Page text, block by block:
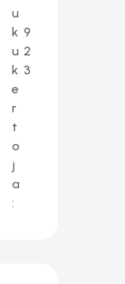
u
k
u
k
e
r
t
o
j
a
:
9
2
3